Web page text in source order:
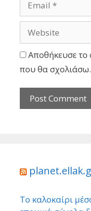
Αποθήκευσε το
που θα σχολιάσω.
Το καλοκαίρι